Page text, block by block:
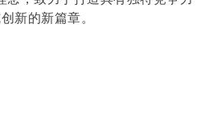
新的新篇章。